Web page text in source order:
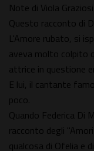
Note di Viola Graziosi
Questo racconto di
L'Amore rubato, si
aveva molto colpito
attrice in questione
E lui, il cantante
poco.
Quando Federica Di
racconto degli
qualcosa di Ofelia e